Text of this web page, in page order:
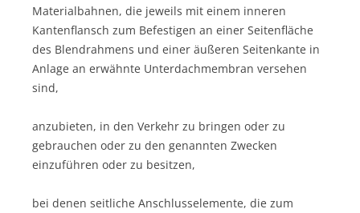
Materialbahnen, die jeweils mit einem inneren
Kantenflansch zum Befestigen an einer Seitenfläche
des Blendrahmens und einer äußeren Seitenkante in
Anlage an erwähnte Unterdachmembran versehen
sind,
anzubieten, in den Verkehr zu bringen oder zu
gebrauchen oder zu den genannten Zwecken
einzuführen oder zu besitzen,
bei denen seitliche Anschlusselemente, die zum